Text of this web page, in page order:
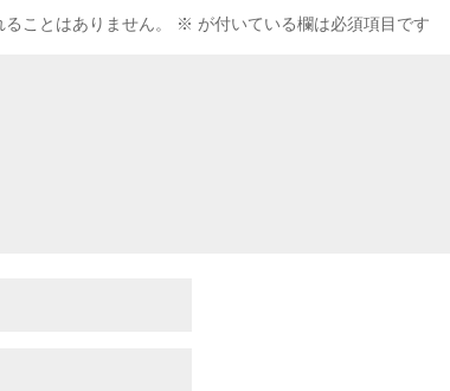
ことはありません。 ※ が付いている欄は必須項目です